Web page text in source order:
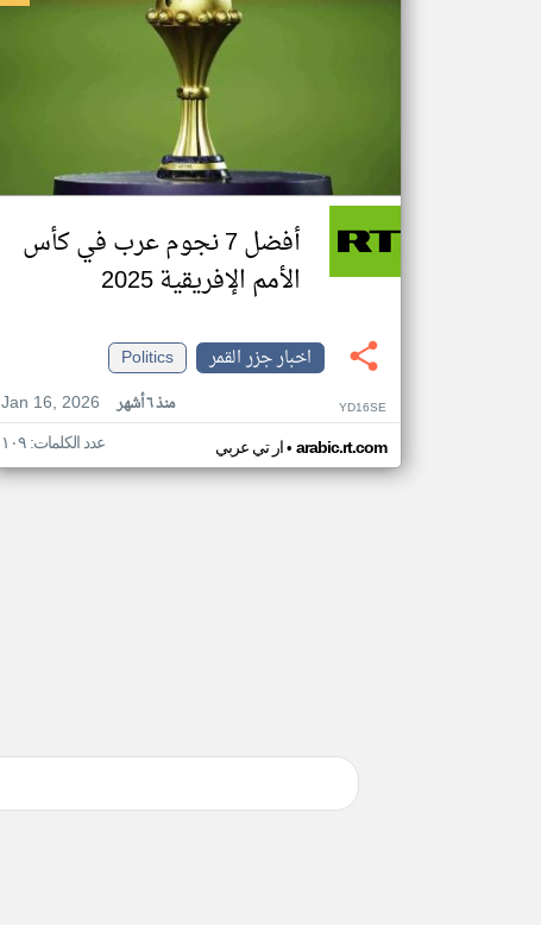
أفضل 7 نجوم عرب في كأس
الأمم الإفريقية 2025
اخبار جزر القمر
Politics
Jan 16, 2026
منذ ٦ أشهر YD16SE
ار تي عربي• arabic.rt.com عدد الكلمات: ١٠٩